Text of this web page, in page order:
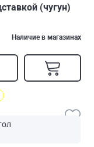
(чугун)
Наличие в магазинах